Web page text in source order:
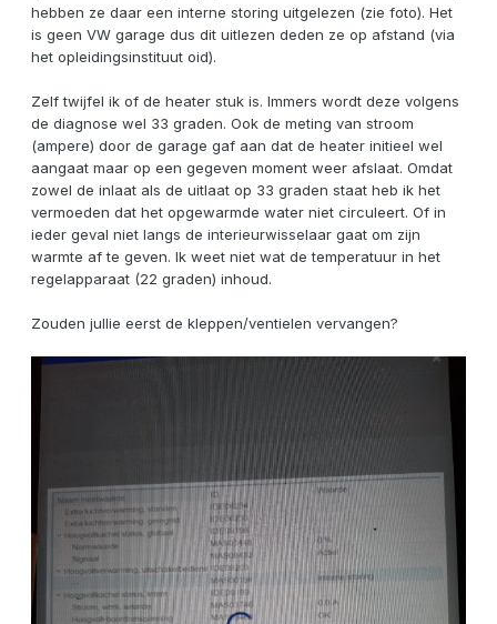
hebben ze daar een interne storing uitgelezen (zie foto). Het
is geen VW garage dus dit uitlezen deden ze op afstand (via
het opleidingsinstituut oid).
Zelf twijfel ik of de heater stuk is. Immers wordt deze volgens
de diagnose wel 33 graden. Ook de meting van stroom
(ampere) door de garage gaf aan dat de heater initieel wel
aangaat maar op een gegeven moment weer afslaat. Omdat
zowel de inlaat als de uitlaat op 33 graden staat heb ik het
vermoeden dat het opgewarmde water niet circuleert. Of in
ieder geval niet langs de interieurwisselaar gaat om zijn
warmte af te geven. Ik weet niet wat de temperatuur in het
regelapparaat (22 graden) inhoud.
Zouden jullie eerst de kleppen/ventielen vervangen?